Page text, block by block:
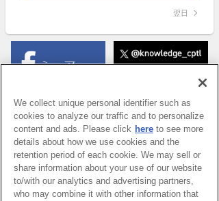
翌日
We collect unique personal identifier such as
cookies to analyze our traffic and to personalize
content and ads. Please click here to see more
details about how we use cookies and the
retention period of each cookie. We may sell or
share information about your use of our website
to/with our analytics and advertising partners,
who may combine it with other information that